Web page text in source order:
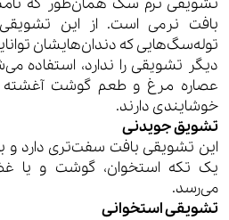
تشویقی نرم سگ همان‌طور که
بافت نرمی است. از این
توله‌سگ‌هایی که دندان‌هایشان
دیگر تشویقی را ندارد، استفاده
عصاره مرغ و طعم گوشت
خوشایندی دارند.
تشویق جویدنی
این تشویقی بافت سفت‌تری دارد
یک تکه استخوان، گوشت و یا
می‌رسد.
تشویقی استخوانی